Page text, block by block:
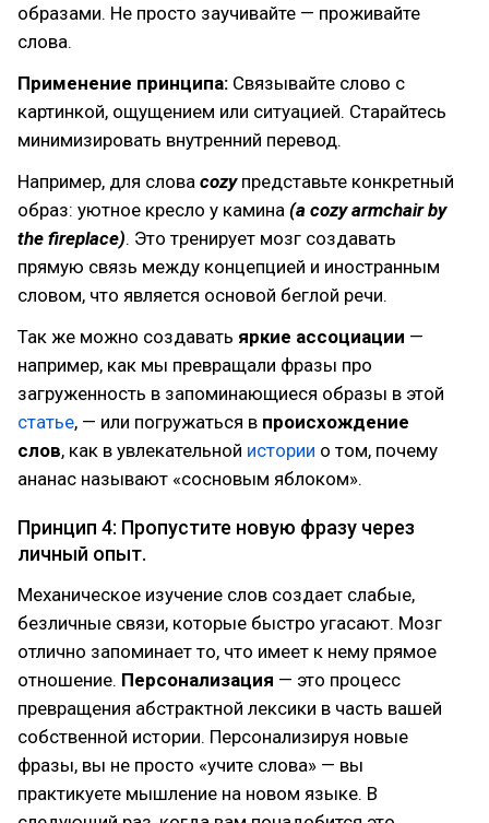
образами. Не просто заучивайте — проживайте
слова.
Применение принципа: Связывайте слово с
картинкой, ощущением или ситуацией. Старайтесь
минимизировать внутренний перевод.
Например, для слова cozy представьте конкретный
образ: уютное кресло у камина (a cozy armchair by
the fireplace). Это тренирует мозг создавать
прямую связь между концепцией и иностранным
словом, что является основой беглой речи.
Так же можно создавать яркие ассоциации —
например, как мы превращали фразы про
загруженность в запоминающиеся образы в этой
статье, — или погружаться в происхождение
слов, как в увлекательной истории о том, почему
ананас называют «сосновым яблоком».
Принцип 4: Пропустите новую фразу через
личный опыт.
Механическое изучение слов создает слабые,
безличные связи, которые быстро угасают. Мозг
отлично запоминает то, что имеет к нему прямое
отношение. Персонализация — это процесс
превращения абстрактной лексики в часть вашей
собственной истории. Персонализируя новые
фразы, вы не просто «учите слова» — вы
практикуете мышление на новом языке. В